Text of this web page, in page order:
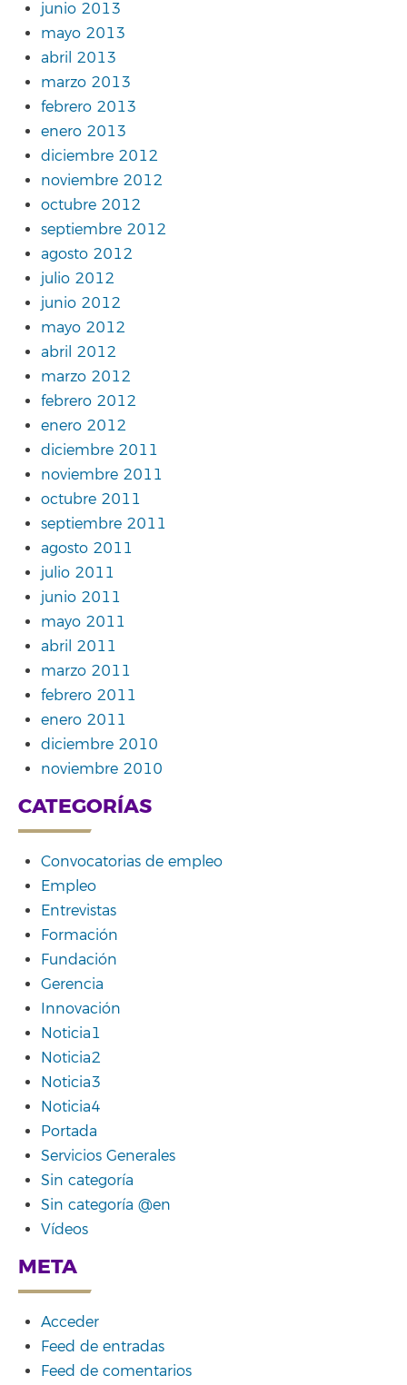
junio 2013
mayo 2013
abril 2013
marzo 2013
febrero 2013
enero 2013
diciembre 2012
noviembre 2012
octubre 2012
septiembre 2012
agosto 2012
julio 2012
junio 2012
mayo 2012
abril 2012
marzo 2012
febrero 2012
enero 2012
diciembre 2011
noviembre 2011
octubre 2011
septiembre 2011
agosto 2011
julio 2011
junio 2011
mayo 2011
abril 2011
marzo 2011
febrero 2011
enero 2011
diciembre 2010
noviembre 2010
CATEGORÍAS
Convocatorias de empleo
Empleo
Entrevistas
Formación
Fundación
Gerencia
Innovación
Noticia1
Noticia2
Noticia3
Noticia4
Portada
Servicios Generales
Sin categoría
Sin categoría @en
Vídeos
META
Acceder
Feed de entradas
Feed de comentarios